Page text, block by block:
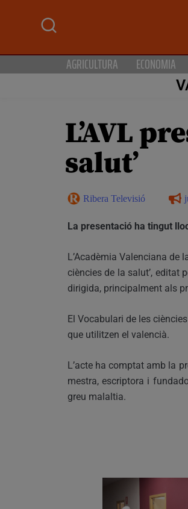
AGRICULTURA ECONOMIA
L’AVL
salut’
Ribera Televisió
La presentació ha tingut
L’Acadèmia Valenciana de
ciències de la salut’, editat
dirigida, principalment als
El Vocabulari de les
que utilitzen el valencià.
L’acte ha comptat amb la
mestra, escriptora i
greu malaltia.